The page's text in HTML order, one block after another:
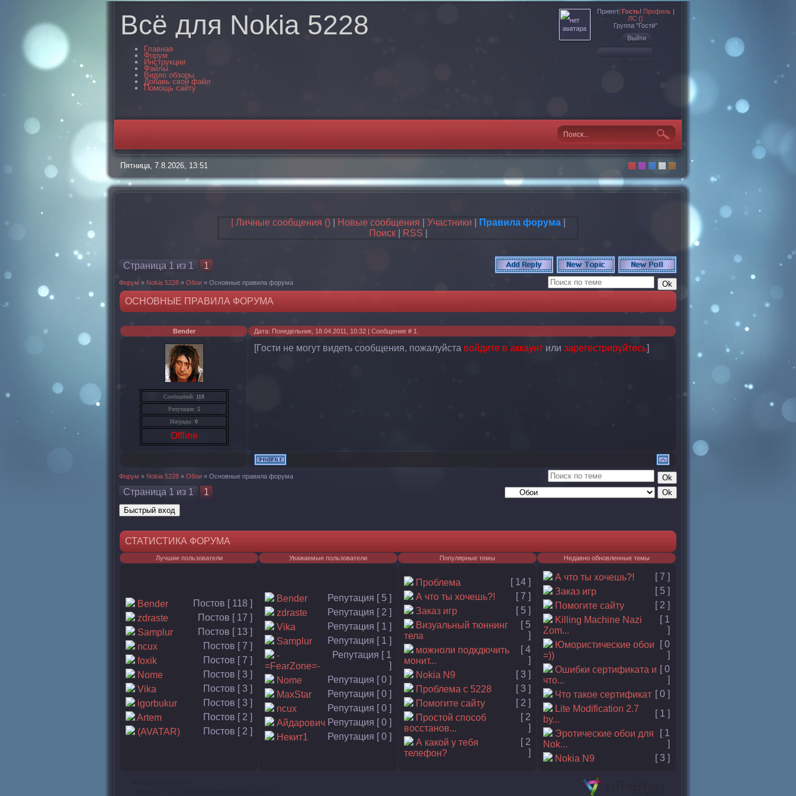
Всё для Nokia 5228
Главная
Форум
Инструкции
Файлы
Видео обзоры
Добавь свой файл
Помощь сайту
Привет, Гость! Профиль|
ЛС ()
Группа "Гости"
Выйти
Пятница, 7.8.2026, 13:51
| Личные сообщения ()| Новые сообщения Участники Правила форума|
Поиск| RSS
Страница 1 из 1 1
Форум » Nokia 5228 » Обои » Основные правила форума
ОСНОВНЫЕ ПРАВИЛА ФОРУМА
Bender Дата: Понедельник, 18.04.2011, 10:32 | Сообщение # 1
Сообщений: 118
Репутация: 5
Награды: 0
Offline
[Гости не могут видеть сообщения, пожалуйста войдите в аккаунт или зарегестрируйтесь]
Форум » Nokia 5228 » Обои » Основные правила форума
Страница 1 из 1 1
СТАТИСТИКА ФОРУМА
Лучшие пользователи Уважаемые пользователи Популярные темы Недавно обновленные темы
Bender
Постов [ 118 ]
zdraste
Постов [ 17 ]
Samplur
Постов [ 13 ]
ncux
Постов [ 7 ]
foxik
Постов [ 7 ]
Nome
Постов [ 3 ]
Vika
Постов [ 3 ]
igorbukur
Постов [ 3 ]
Artem
Постов [ 2 ]
(AVATAR)
Постов [ 2 ]
Bender
Репутация [ 5 ]
zdraste
Репутация [ 2 ]
Vika
Репутация [ 1 ]
Samplur
Репутация [ 1 ]
-
=FearZone=-
Репутация [ 1
]
Nome
Репутация [ 0 ]
MaxStar
Репутация [ 0 ]
ncux
Репутация [ 0 ]
Айдарович Репутация [ 0 ]
Некит1
Репутация [ 0 ]
Проблема
[ 14 ]
А что ты хочешь?!
[ 7 ]
Заказ игр
[ 5 ]
Визуальный тюннинг
тела
[ 5
]
можноли подкдючить
монит...
[ 4
]
Nokia N9
[ 3 ]
Проблема с 5228
[ 3 ]
Помогите сайту
[ 2 ]
Простой способ
восстанов...
[ 2
]
А какой у тебя
телефон?
[ 2
]
А что ты хочешь?!
[ 7 ]
Заказ игр
[ 5 ]
Помогите сайту
[ 2 ]
Killing Machine Nazi
Zom...
[ 1
]
Юмористические обои
=))
[ 0
]
Ошибки сертификата и
что...
[ 0
]
Что такое сертификат [ 0 ]
Lite Modification 2.7
by...
[ 1 ]
Эротические обои для
Nok...
[ 1
]
Nokia N9
[ 3 ]